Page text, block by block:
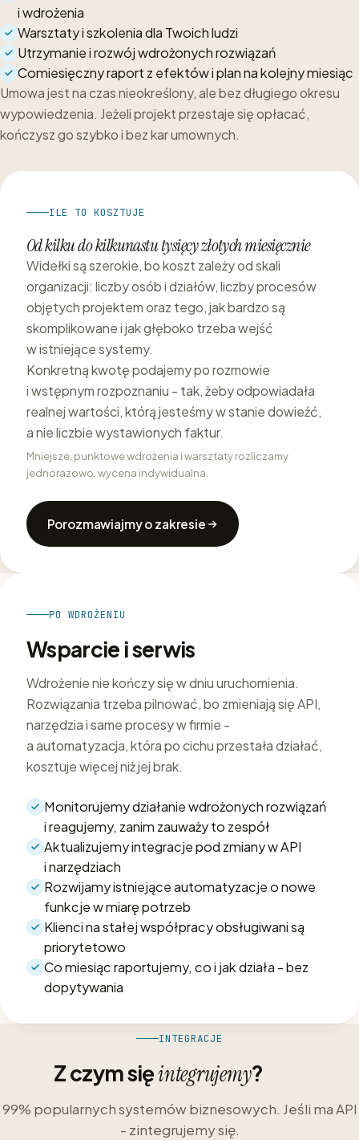
i wdrożenia
Warsztaty i szkolenia dla Twoich ludzi
Utrzymanie i rozwój wdrożonych rozwiązań
Comiesięczny raport z efektów i plan na kolejny miesiąc
Umowa jest na czas nieokreślony, ale bez długiego okresu
wypowiedzenia. Jeżeli projekt przestaje się opłacać,
kończysz go szybko i bez kar umownych.
ILE TO KOSZTUJE
Od kilku do kilkunastu tysięcy złotych miesięcznie
Widełki są szerokie, bo koszt zależy od skali
organizacji: liczby osób i działów, liczby procesów
objętych projektem oraz tego, jak bardzo są
skomplikowane i jak głęboko trzeba wejść
w istniejące systemy.
Konkretną kwotę podajemy po rozmowie
i wstępnym rozpoznaniu - tak, żeby odpowiadała
realnej wartości, którą jesteśmy w stanie dowieźć,
a nie liczbie wystawionych faktur.
Mniejsze, punktowe wdrożenia i warsztaty rozliczamy
jednorazowo, wycena indywidualna.
Porozmawiajmy o zakresie
PO WDROŻENIU
Wsparcie i serwis
Wdrożenie nie kończy się w dniu uruchomienia.
Rozwiązania trzeba pilnować, bo zmieniają się API,
narzędzia i same procesy w firmie -
a automatyzacja, która po cichu przestała działać,
kosztuje więcej niż jej brak.
Monitorujemy działanie wdrożonych rozwiązań
i reagujemy, zanim zauważy to zespół
Aktualizujemy integracje pod zmiany w API
i narzędziach
Rozwijamy istniejące automatyzacje o nowe
funkcje w miarę potrzeb
Klienci na stałej współpracy obsługiwani są
priorytetowo
Co miesiąc raportujemy, co i jak działa - bez
dopytywania
INTEGRACJE
Z czym sięintegrujemy?
99% popularnych systemów biznesowych. Jeśli ma API
- zintegrujemy się.